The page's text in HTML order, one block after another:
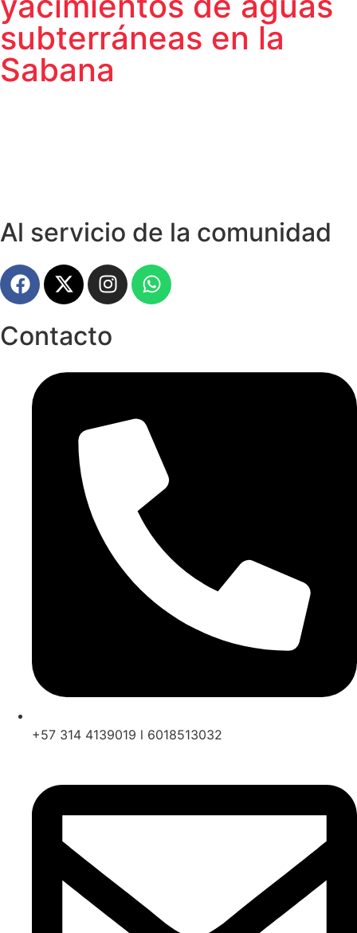
subterráneas en la
Sabana
Al servicio de la comunidad
Contacto
+57 314 4139019 l 6018513032